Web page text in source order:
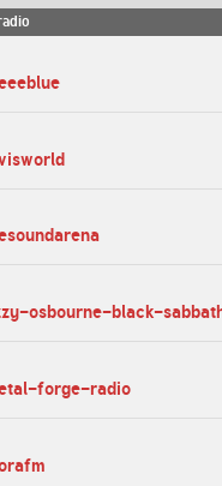
osbourne-black-
forge-radio